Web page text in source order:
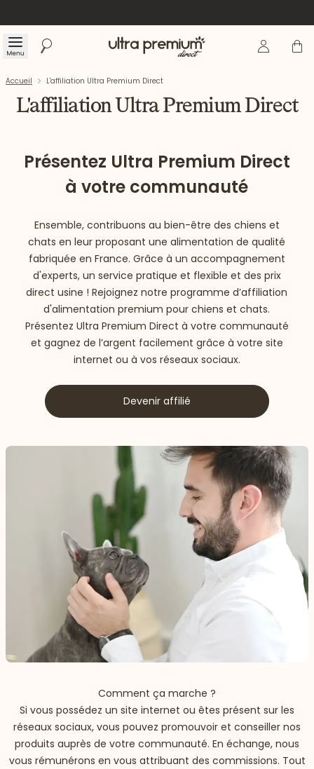
Menu Rechercher Accueil Se Panier
Accueil L'affiliation Ultra Premium Direct
L'affiliation Ultra Premium Direct
Présentez Ultra Premium Direct
à votre communauté
Ensemble, contribuons au bien-être des chiens et
chats en leur proposant une alimentation de qualité
fabriquée en France. Grâce à un accompagnement
d'experts, un service pratique et flexible et des prix
direct usine ! Rejoignez notre programme d’affiliation
d'alimentation premium pour chiens et chats.
Présentez Ultra Premium Direct à votre communauté
et gagnez de l’argent facilement grâce à votre site
internet ou à vos réseaux sociaux.
Devenir affilié
Comment ça marche ?
Si vous possédez un site internet ou êtes présent sur les
réseaux sociaux, vous pouvez promouvoir et conseiller nos
produits auprès de votre communauté. En échange, nous
vous rémunérons en vous attribuant des commissions. Tout